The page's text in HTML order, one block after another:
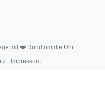
mit ❤️ Rund um die Uhr
Impressum